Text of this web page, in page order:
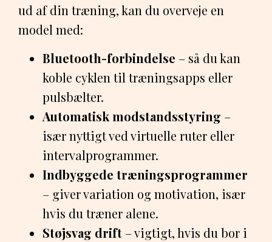
ud af din træning, kan du overveje en
model med:
Bluetooth-forbindelse – så du kan
koble cyklen til træningsapps eller
pulsbælter.
Automatisk modstandsstyring –
især nyttigt ved virtuelle ruter eller
intervalprogrammer.
Indbyggede træningsprogrammer
– giver variation og motivation, især
hvis du træner alene.
Støjsvag drift – vigtigt, hvis du bor i